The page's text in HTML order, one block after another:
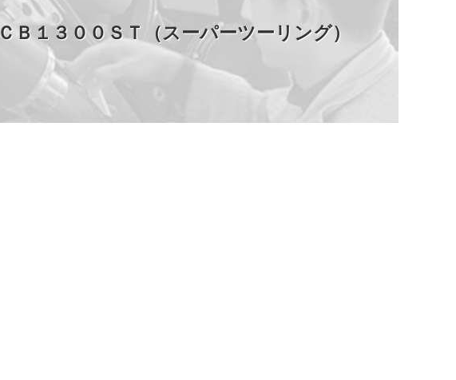
ＣＢ１３００ＳＴ（スーパーツーリング）